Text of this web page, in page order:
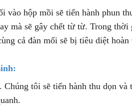
vào hộp mồi sẽ tiến hành phun
mà sẽ gây chết từ từ. Trong
cả đàn mối sẽ bị tiêu diệt
Chúng tôi sẽ tiến hành thu dọn